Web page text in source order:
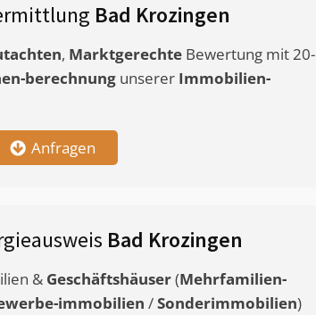
Bad Krozingen
, Marktgerechte Bewertung mit 20-
berechnung unserer Immobilien-
Anfragen
Bad Krozingen
& Geschäftshäuser(Mehrfamilien-
immobilien /Sonderimmobilien)